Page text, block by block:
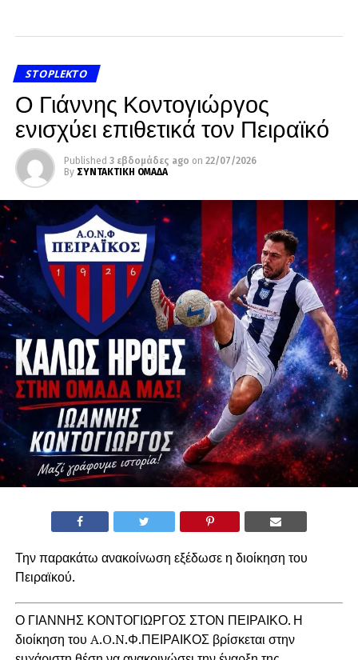
STOPLEKTO
Ο Γιάννης Κοντογιώργος
ενισχύει επιθετικά τον Πειραϊκό
Published 3 εβδομάδες ago on 22/07/2026
By ΣΥΝΤΑΚΤΙΚΗ ΟΜΑΔΑ
Την παρακάτω ανακοίνωση εξέδωσε η διοίκηση του
Πειραϊκού.
Ο ΓΙΑΝΝΗΣ ΚΟΝΤΟΓΙΩΡΓΟΣ ΣΤΟΝ ΠΕΙΡΑΙΚΟ. Η
διοίκηση του A.O.N.Φ.ΠΕΙΡΑΙΚΟΣ βρίσκεται στην